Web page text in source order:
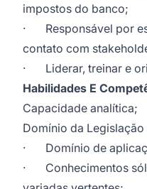
impostos do banco;
· Responsável por
contato com
· Liderar, treinar e
Habilidades E
Capacidade analítica;
Domínio da
· Domínio de
· Conhecimentos